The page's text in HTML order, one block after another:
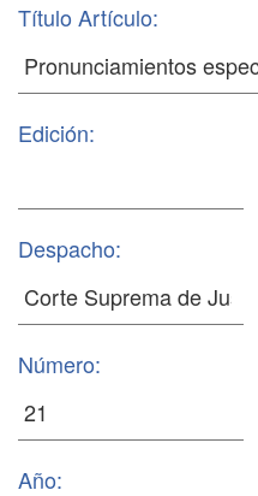
Título Artículo:
Edición:
Despacho:
Número:
Año: